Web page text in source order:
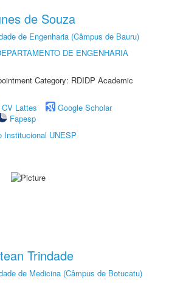
de Souza
de Engenharia (Câmpus de Bauru)
DE ENGENHARIA
Category: RDIDP Academic
CV Lattes
Google Scholar
Fapesp
Institucional UNESP
Trindade
de Medicina (Câmpus de Botucatu)